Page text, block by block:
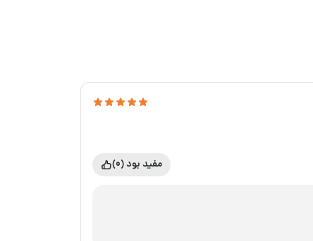
مفید بود (0)